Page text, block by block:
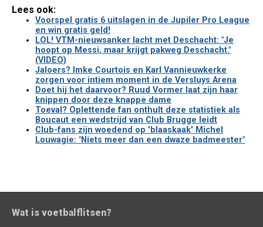
Lees ook:
Voorspel gratis 6 uitslagen in de Jupiler Pro League
en win gratis geld!
LOL! VTM-nieuwsanker lacht met Deschacht: "Je
hoopt op Messi, maar krijgt pakweg Deschacht."
(VIDEO)
Jaloers? Imke Courtois en Karl Vannieuwkerke
zorgen voor intiem moment in de Versluys Arena
Doet hij het daarvoor? Ruud Vormer laat zijn haar
knippen door deze knappe dame
Toeval? Oplettende fan onthult deze statistiek als
Boucaut een wedstrijd van Club Brugge leidt
Club-fans zijn woedend op 'blaaskaak' Michel
Louwagie: "Niets meer dan een dwaze badmeester"
Wat is voetbalflitsen?